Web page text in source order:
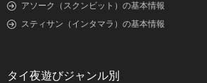
アソーク（スクンビット）の基本情報
スティサン（インタマラ）の基本情報
タイ夜遊びジャンル別